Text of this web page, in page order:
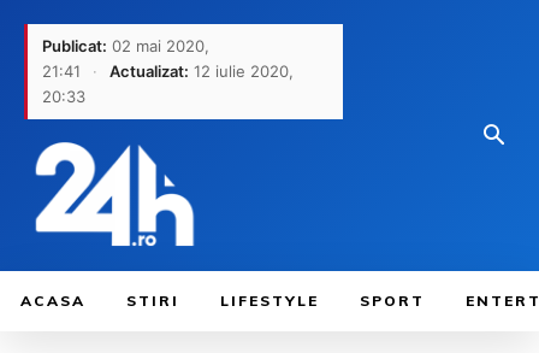
Publicat: 02 mai 2020,
21:41
· Actualizat: 12 iulie 2020,
20:33
ACASA STIRI LIFESTYLE SPORT